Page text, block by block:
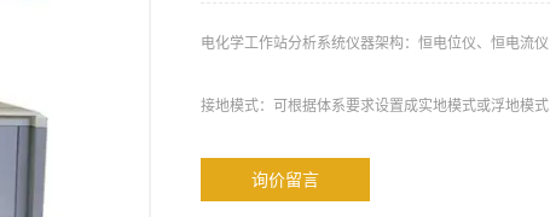
电化学工作站分析系统仪器架构：恒电位仪、恒电流仪
接地模式：可根据体系要求设置成实地模式或浮地模式
槽压：±15V
询价留言